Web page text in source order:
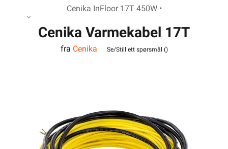
250W
300W
400W
Cenika InFloor 17T 450W •
Cenika Varmekabel 17T
450W InFloor
fra Cenika Se/Still ett spørsmål ()